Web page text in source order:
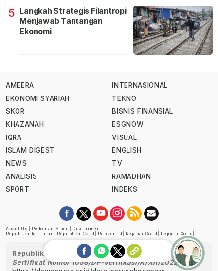
5 Langkah Strategis Filantropi
Menjawab Tantangan
Ekonomi
AMEERA
EKONOMI SYARIAH
SKOR
KHAZANAH
IQRA
ISLAM DIGEST
NEWS
ANALISIS
SPORT
INTERNASIONAL
TEKNO
BISNIS FINANSIAL
ESGNOW
VISUAL
ENGLISH
TV
RAMADHAN
INDEKS
About Us Pedoman Siber
Disclaimer
Republika.id
Ihram.republika.co.id Retizen.id Rejabar.co.id Rejogja.co.id
Republika telah diverifikasi oleh Dewan Pers
Sertifikat Nomor 1058/DP-Verifikasi/K/XII/2022